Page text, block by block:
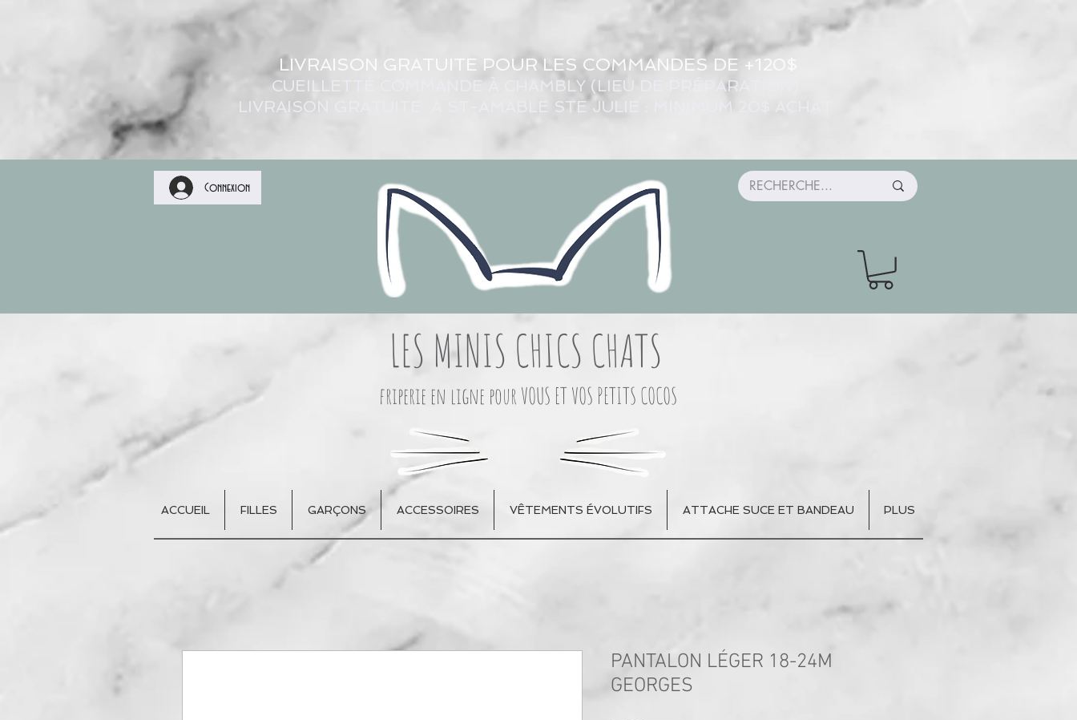
LIVRAISON GRATUITE POUR LES COMMANDES DE +120$
CUEILLETTE COMMANDE À CHAMBLY (LIEU DE PRÉPARATION)
LIVRAISON GRATUITE À ST-AMABLE STE JULIE : MINIMUM 20$ ACHAT
Connexion
LES MINIS CHICS CHATS
friperie en ligne pour VOUS ET VOS PETITS COCOS
ACCUEIL FILLES GARÇONS ACCESSOIRES VÊTEMENTS ÉVOLUTIFS ATTACHE SUCE ET BANDEAU PLUS
PANTALON LÉGER 18-24M
GEORGES